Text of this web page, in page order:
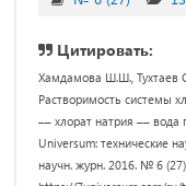
Цитировать:
Хамдамова Ш.Ш., Тухтаев
Растворимость системы
–– хлорат натрия –– вода
Universum: технические
научн. журн. 2016. № 6